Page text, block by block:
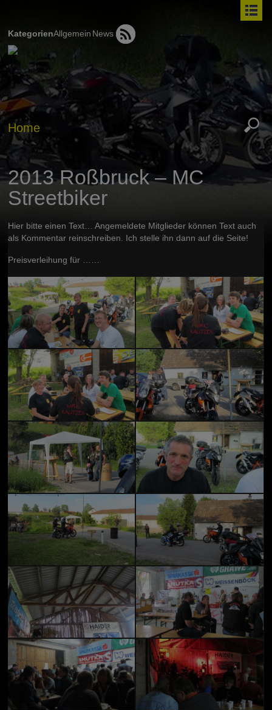
Home
KategorienAllgemein News
2013 Roßbruck – MC
Streetbiker
Hier bitte einen Text… Angemeldete Mitglieder können Text auch
als Kommentar reinschreiben. Ich stelle ihn dann auf die Seite!
Preisverleihung für ……